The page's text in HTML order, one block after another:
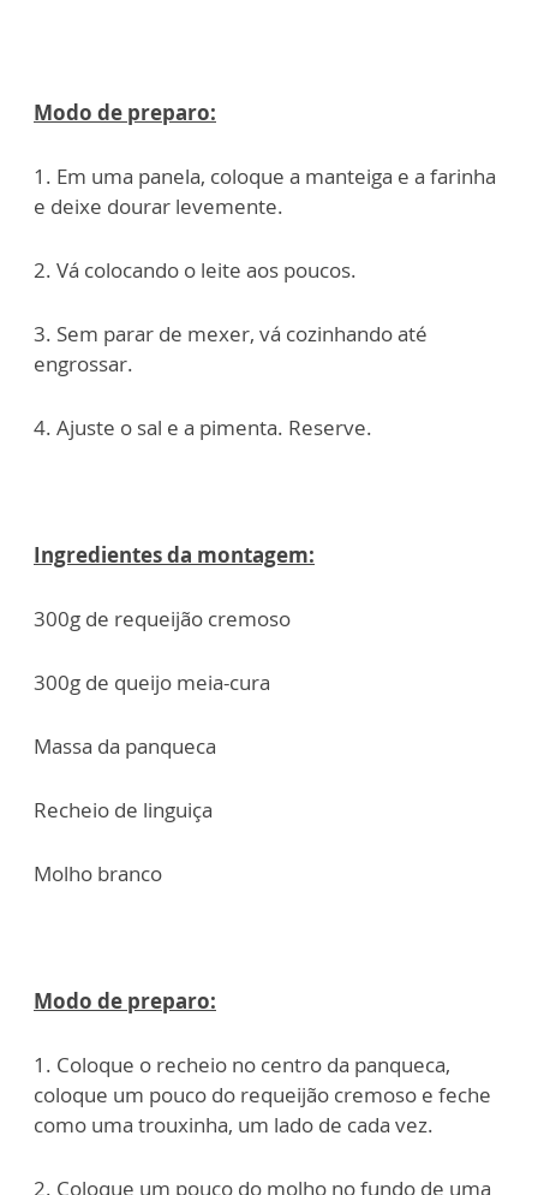
Modo de preparo:
1. Em uma panela, coloque a manteiga e a farinha
e deixe dourar levemente.
2. Vá colocando o leite aos poucos.
3. Sem parar de mexer, vá cozinhando até
engrossar.
4. Ajuste o sal e a pimenta. Reserve.
Ingredientes da montagem:
300g de requeijão cremoso
300g de queijo meia-cura
Massa da panqueca
Recheio de linguiça
Molho branco
Modo de preparo:
1. Coloque o recheio no centro da panqueca,
coloque um pouco do requeijão cremoso e feche
como uma trouxinha, um lado de cada vez.
2. Coloque um pouco do molho no fundo de uma